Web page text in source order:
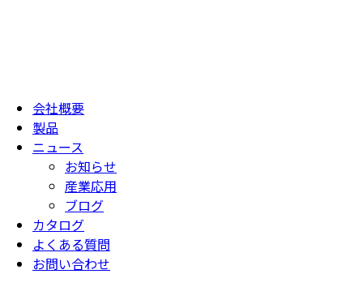
会社概要
製品
ニュース
お知らせ
産業応用
ブログ
カタログ
よくある質問
お問い合わせ